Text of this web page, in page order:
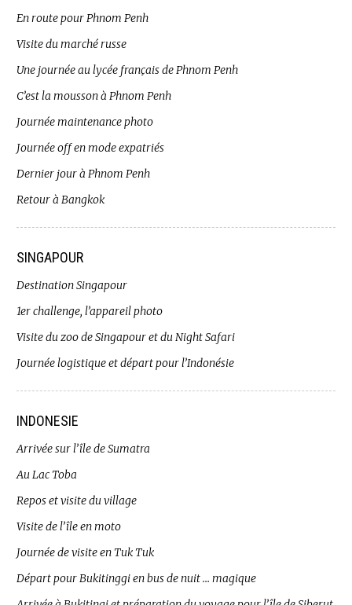
En route pour Phnom Penh
Visite du marché russe
Une journée au lycée français de Phnom Penh
C’est la mousson à Phnom Penh
Journée maintenance photo
Journée off en mode expatriés
Dernier jour à Phnom Penh
Retour à Bangkok
SINGAPOUR
Destination Singapour
1er challenge, l’appareil photo
Visite du zoo de Singapour et du Night Safari
Journée logistique et départ pour l’Indonésie
INDONESIE
Arrivée sur l’île de Sumatra
Au Lac Toba
Repos et visite du village
Visite de l’île en moto
Journée de visite en Tuk Tuk
Départ pour Bukitinggi en bus de nuit … magique